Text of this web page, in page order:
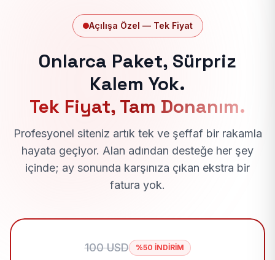
Açılışa Özel — Tek Fiyat
Onlarca Paket, Sürpriz
Kalem Yok.
Tek Fiyat, Tam Donanım.
Profesyonel siteniz artık tek ve şeffaf bir rakamla
hayata geçiyor. Alan adından desteğe her şey
içinde; ay sonunda karşınıza çıkan ekstra bir
fatura yok.
100 USD %50 İNDİRİM